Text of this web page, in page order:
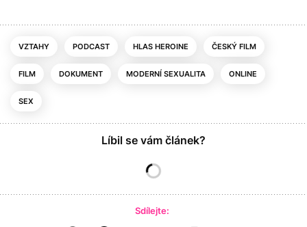
VZTAHY PODCAST HLAS HEROINE ČESKÝ FILM
FILM DOKUMENT MODERNÍ SEXUALITA ONLINE
SEX
Líbil se vám článek?
Sdílejte: